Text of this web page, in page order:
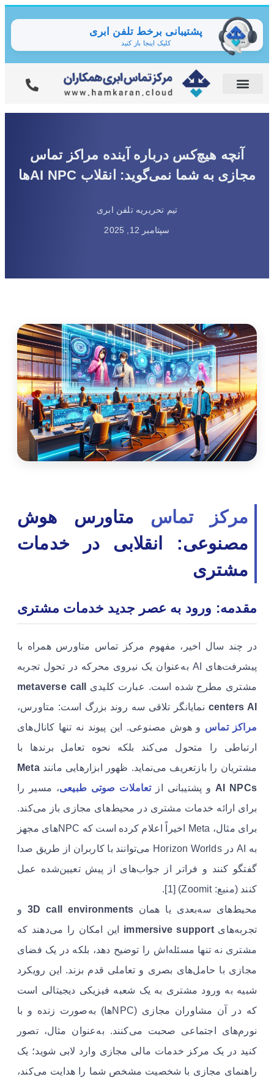
پشتیبانی برخط تلفن ابری
کلیک اینجا باز کنید
آنچه هیچ‌کس درباره آینده مراکز تماس
مجازی به شما نمی‌گوید: انقلاب AI NPCها
تیم تحریریه تلفن ابری
سپتامبر 12, 2025
مرکز تماس متاورس هوش
مصنوعی: انقلابی در خدمات
مشتری
مقدمه: ورود به عصر جدید خدمات مشتری
در چند سال اخیر، مفهوم مرکز تماس متاورس همراه با
پیشرفت‌های AI به‌عنوان یک نیروی محرکه در تحول تجربه
مشتری مطرح شده است. عبارت کلیدی
metaverse call
centers AI نمایانگر تلاقی سه روند بزرگ است: متاورس،
مراکز تماس و هوش مصنوعی. این پیوند نه تنها کانال‌های
ارتباطی را متحول می‌کند بلکه نحوه تعامل برندها با
مشتریان را بازتعریف می‌نماید. ظهور ابزارهایی مانندMeta
AI NPCs و پشتیبانی ازتعاملات صوتی طبیعی، مسیر را
برای ارائه خدمات مشتری در محیط‌های مجازی باز می‌کند.
برای مثال، Meta اخیراً اعلام کرده است که NPCهای مجهز
به AI در Horizon Worlds می‌توانند با کاربران از طریق صدا
گفتگو کنند و فراتر از جواب‌های از پیش تعیین‌شده عمل
کنند (منبع: Zoomit) [1].
محیط‌های سه‌بعدی یا همان 3D call environments و
تجربه‌هایimmersive support این امکان را می‌دهند که
مشتری نه تنها مسئله‌اش را توضیح دهد، بلکه در یک فضای
مجازی با حامل‌های بصری و تعاملی قدم بزند. این رویکرد
شبیه به ورود مشتری به یک شعبه فیزیکی دیجیتالی است
که در آن مشاوران مجازی (NPCها) به‌صورت زنده و با
نورم‌های اجتماعی صحبت می‌کنند. به‌عنوان مثال، تصور
کنید در یک مرکز خدمات مالی مجازی وارد لابی شوید؛ یک
راهنمای مجازی با شخصیت مشخص شما را هدایت می‌کند،